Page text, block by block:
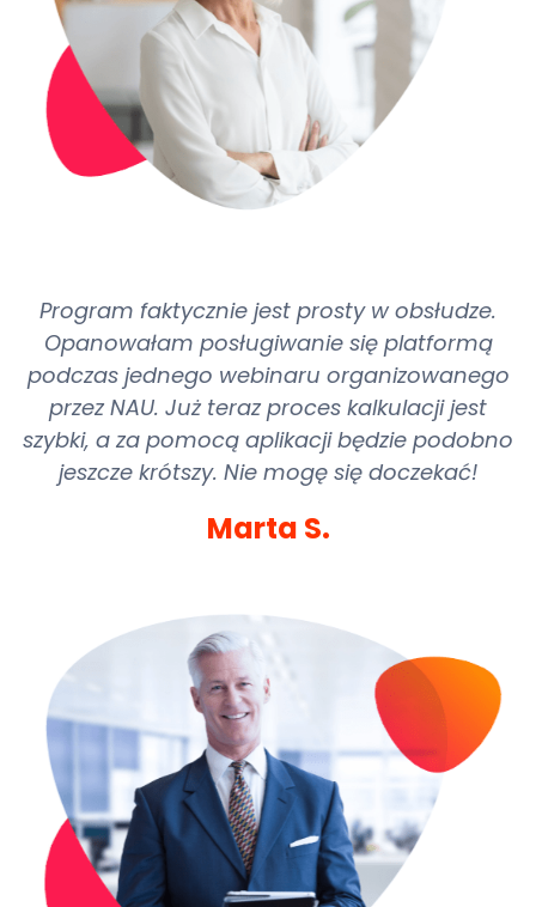
Program faktycznie jest prosty w obsłudze.
Opanowałam posługiwanie się platformą
podczas jednego webinaru organizowanego
przez NAU. Już teraz proces kalkulacji jest
szybki, a za pomocą aplikacji będzie podobno
jeszcze krótszy. Nie mogę się doczekać!
Marta S.